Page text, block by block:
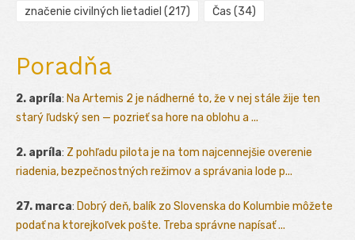
značenie civilných lietadiel (217) Čas (34)
Poradňa
2. apríla: Na Artemis 2 je nádherné to, že v nej stále žije ten
starý ľudský sen — pozrieť sa hore na oblohu a ...
2. apríla: Z pohľadu pilota je na tom najcennejšie overenie
riadenia, bezpečnostných režimov a správania lode p...
27. marca: Dobrý deň, balík zo Slovenska do Kolumbie môžete
podať na ktorejkoľvek pošte. Treba správne napísať ...